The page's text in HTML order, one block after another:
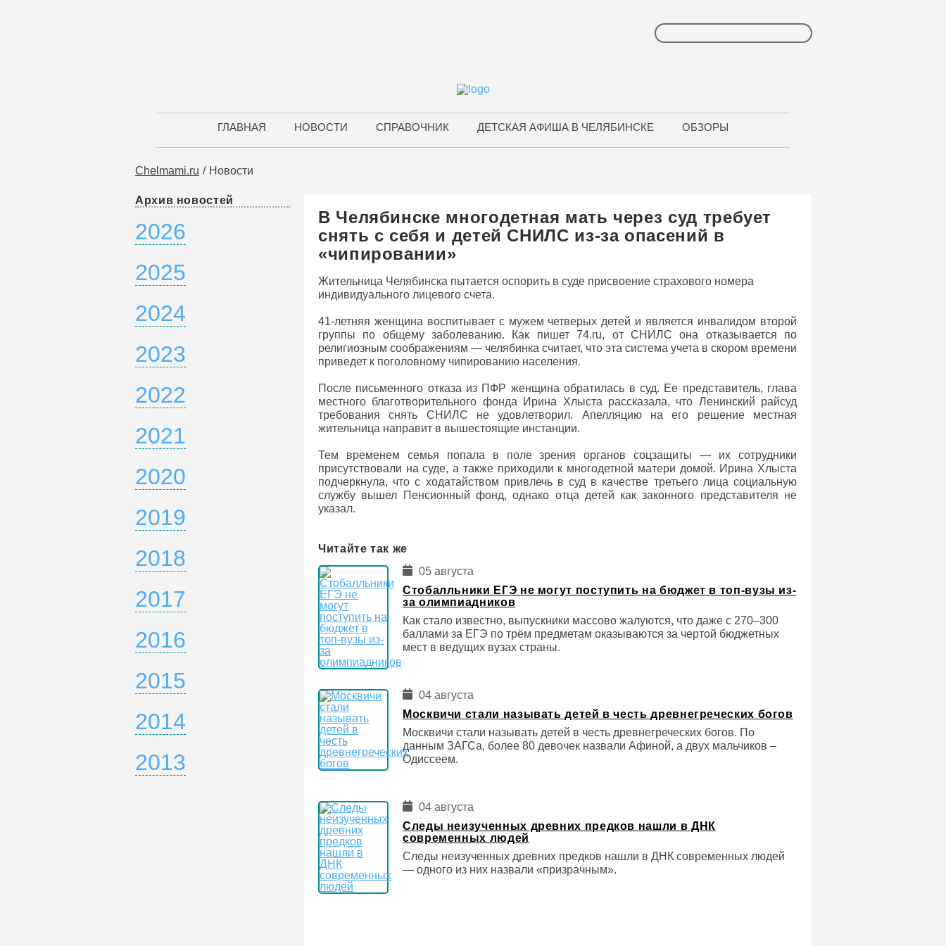
ГЛАВНАЯ НОВОСТИ СПРАВОЧНИК ДЕТСКАЯ АФИША В ЧЕЛЯБИНСКЕ ОБЗОРЫ
Chelmami.ru Новости
Архив новостей
2026
2025
2024
2023
2022
2021
2020
2019
2018
2017
2016
2015
2014
2013
В Челябинске многодетная мать через суд требует
снять с себя и детей СНИЛС из-за опасений в
«чипировании»
Жительница Челябинска пытается оспорить в суде присвоение страхового номера
индивидуального лицевого счета.
41-летняя женщина воспитывает с мужем четверых детей и является инвалидом второй
группы по общему заболеванию. Как пишет 74.ru, от СНИЛС она отказывается по
религиозным соображениям — челябинка считает, что эта система учета в скором времени
приведет к поголовному чипированию населения.
После письменного отказа из ПФР женщина обратилась в суд. Ее представитель, глава
местного благотворительного фонда Ирина Хлыста рассказала, что Ленинский райсуд
требования снять СНИЛС не удовлетворил. Апелляцию на его решение местная
жительница направит в вышестоящие инстанции.
Тем временем семья попала в поле зрения органов соцзащиты — их сотрудники
присутствовали на суде, а также приходили к многодетной матери домой. Ирина Хлыста
подчеркнула, что с ходатайством привлечь в суд в качестве третьего лица социальную
службу вышел Пенсионный фонд, однако отца детей как законного представителя не
указал.
Читайте так же
05 августа
Стобалльники ЕГЭ не могут поступить на бюджет в топ-вузы из-
за олимпиадников
Как стало известно, выпускники массово жалуются, что даже с 270–300
баллами за ЕГЭ по трём предметам оказываются за чертой бюджетных
мест в ведущих вузах страны.
04 августа
Москвичи стали называть детей в честь древнегреческих богов
Москвичи стали называть детей в честь древнегреческих богов. По
данным ЗАГСа, более 80 девочек назвали Афиной, а двух мальчиков –
Одиссеем.
04 августа
Следы неизученных древних предков нашли в ДНК
современных людей
Следы неизученных древних предков нашли в ДНК современных людей
— одного из них назвали «призрачным».